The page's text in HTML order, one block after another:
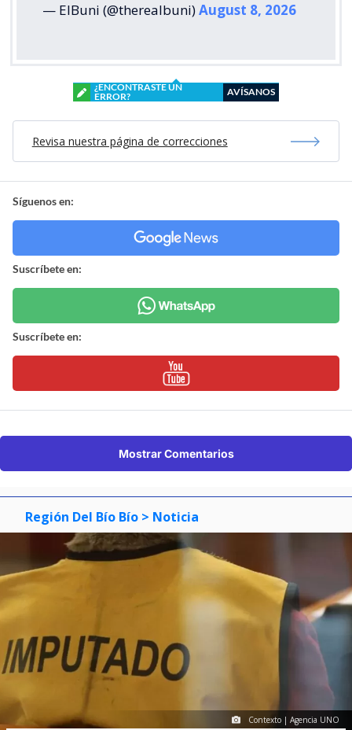
— ElBuni (@therealbuni)August 8, 2026
¿ENCONTRASTE UN
ERROR?
AVÍSANOS
Revisa nuestra página de correcciones
Síguenos en:
Suscríbete en:
Suscríbete en:
Mostrar Comentarios
Región Del Bío Bío > Noticia
Contexto | Agencia UNO